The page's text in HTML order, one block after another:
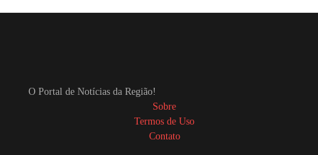
O Portal de Notícias da Região!
Sobre
Termos de Uso
Contato